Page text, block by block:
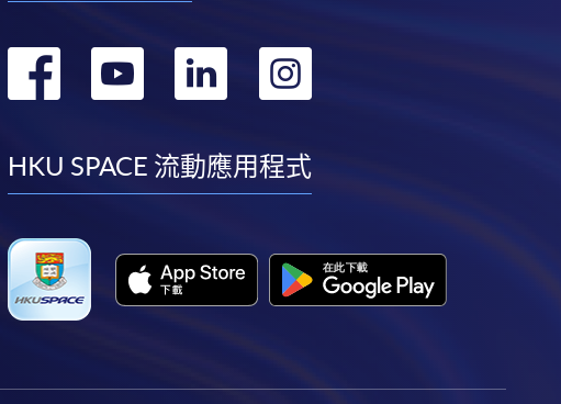
轉
facebook
轉
youtube
轉
linkedininstagram
HKU SPACE 流動應用程式